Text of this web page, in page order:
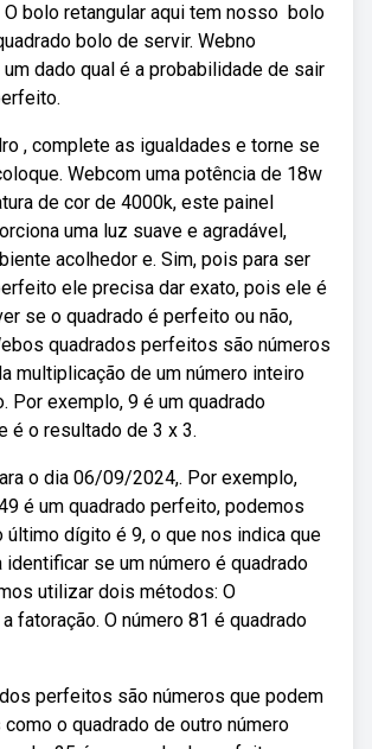
bolo retangular aqui tem nosso ️ bolo
bolo de servir. Webno
dado qual é a probabilidade de sair
, complete as igualdades e torne se
Webcom uma potência de 18w
de cor de 4000k, este painel
uma luz suave e agradável,
acolhedor e. Sim, pois para ser
ele precisa dar exato, pois ele é
se o quadrado é perfeito ou não,
quadrados perfeitos são números
multiplicação de um número inteiro
Por exemplo, 9 é um quadrado
é o resultado de 3 x 3.
o dia 06/09/2024,. Por exemplo,
é um quadrado perfeito, podemos
último dígito é 9, o que nos indica que
identificar se um número é quadrado
utilizar dois métodos: O
fatoração. O número 81 é quadrado
perfeitos são números que podem
o quadrado de outro número